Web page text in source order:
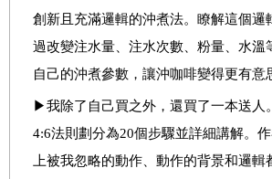
創新且充滿邏輯的沖煮法。瞭解這個邏
過改變注水量、注水次數、粉量、水溫
自己的沖煮參數，讓沖咖啡變得更有意
▶我除了自己買之外，還買了一本送人
4:6法則劃分為20個步驟並詳細講解。
上被我忽略的動作、動作的背景和邏輯